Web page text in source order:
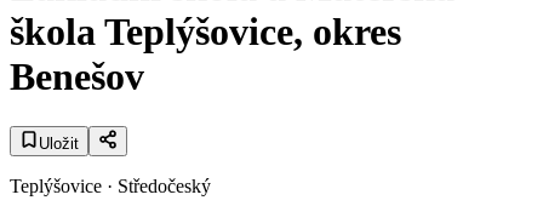
škola Teplýšovice, okres
Benešov
Uložit
Teplýšovice · Středočeský